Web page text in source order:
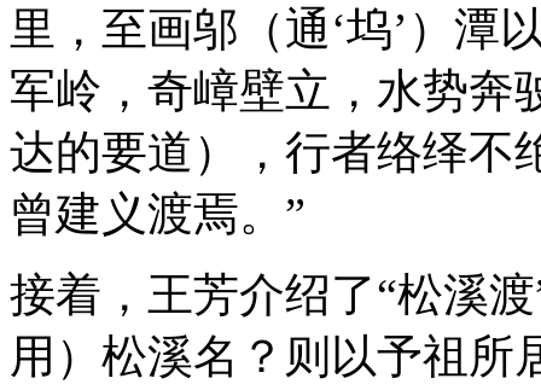
里，至画邬（通‘坞’）潭
军岭，奇嶂壁立，水势奔
达的要道），行者络绎不
曾建义渡焉。”
接着，王芳介绍了“松溪
用）松溪名？则以予祖所